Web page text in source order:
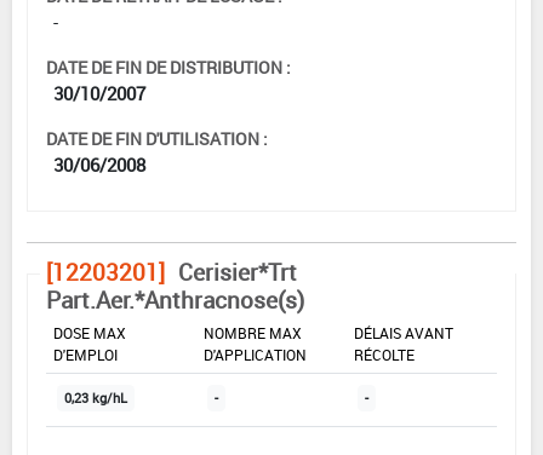
-
DATE DE FIN DE DISTRIBUTION :
30/10/2007
DATE DE FIN D'UTILISATION :
30/06/2008
[12203201] Cerisier*Trt
Part.Aer.*Anthracnose(s)
DOSE MAX
D'EMPLOI
NOMBRE MAX
D'APPLICATION
DÉLAIS AVANT
RÉCOLTE
0,23 kg/hL - -